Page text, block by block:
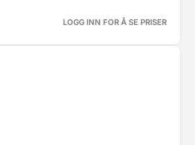
LOGG INN FOR Å SE PRISER